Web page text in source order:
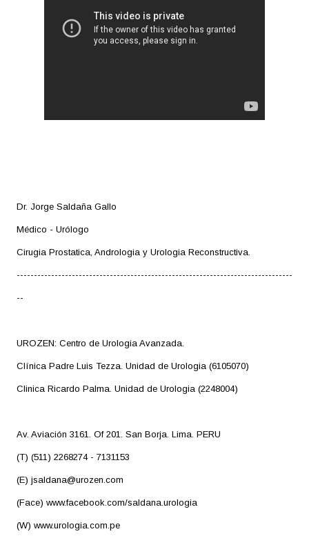
Dr. Jorge Saldaña Gallo
Médico - Urólogo
Cirugia Prostatica, Andrologia y Urologia Reconstructiva.
--------------------------------------------------------------------------------
--
UROZEN: Centro de Urologia Avanzada.
Clínica Padre Luis Tezza. Unidad de Urologia (6105070)
Clinica Ricardo Palma. Unidad de Urologia (2248004)
Av. Aviación 3161. Of 201. San Borja. Lima. PERU
(T) (511) 2268274 - 7131153
(E) jsaldana@urozen.com
(Face) www.facebook.com/saldana.urologia
(W) www.urologia.com.pe